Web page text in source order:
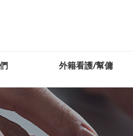
外籍看護/幫傭